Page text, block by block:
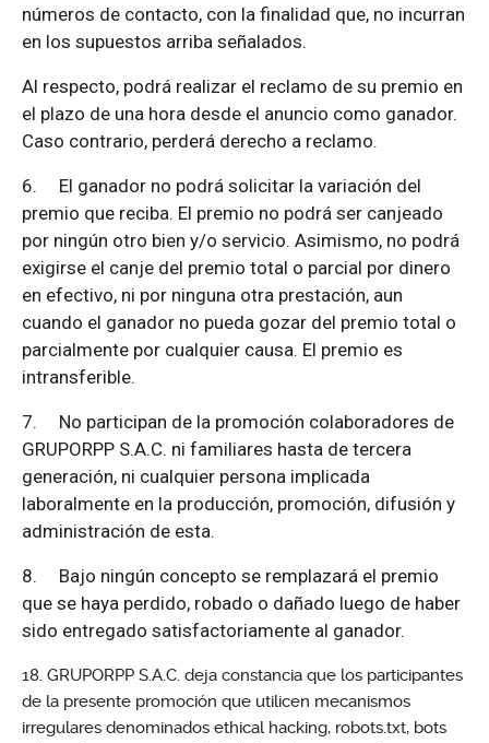
números de contacto, con la finalidad que, no incurran
en los supuestos arriba señalados.
Al respecto, podrá realizar el reclamo de su premio en
el plazo de una hora desde el anuncio como ganador.
Caso contrario, perderá derecho a reclamo.
6. El ganador no podrá solicitar la variación del
premio que reciba. El premio no podrá ser canjeado
por ningún otro bien y/o servicio. Asimismo, no podrá
exigirse el canje del premio total o parcial por dinero
en efectivo, ni por ninguna otra prestación, aun
cuando el ganador no pueda gozar del premio total o
parcialmente por cualquier causa. El premio es
intransferible.
7. No participan de la promoción colaboradores de
GRUPORPP S.A.C. ni familiares hasta de tercera
generación, ni cualquier persona implicada
laboralmente en la producción, promoción, difusión y
administración de esta.
8. Bajo ningún concepto se remplazará el premio
que se haya perdido, robado o dañado luego de haber
sido entregado satisfactoriamente al ganador.
GRUPORPP S.A.C. deja constancia que los participantes
de la presente promoción que utilicen mecanismos
irregulares denominados ethical hacking, robots.txt, bots